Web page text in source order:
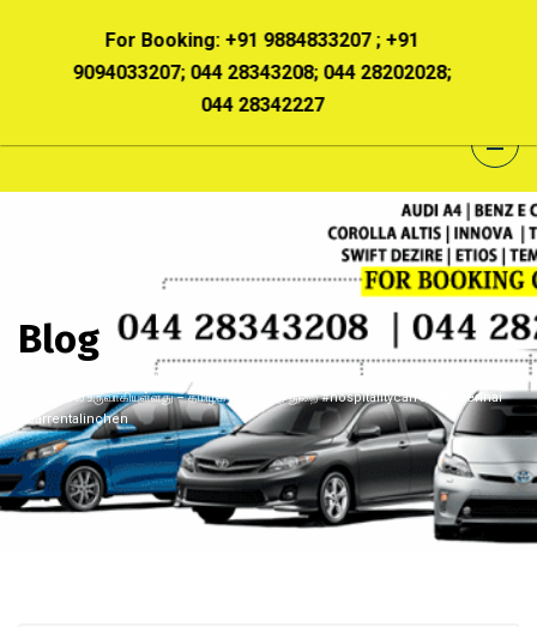
Blog
March
தமிழகத்தில் கொரோனா பரவலின்
2-வது அலை உருவாகியுள்ளது – தமிழக சுகாதாரத் துறை #hospitalitycarrentalchennai
#carrentalinchen
For Booking: +91 9884833207 ; +91
044 28343208; 044 28202028;
044 28342227
For Booking:
9094033207; 044